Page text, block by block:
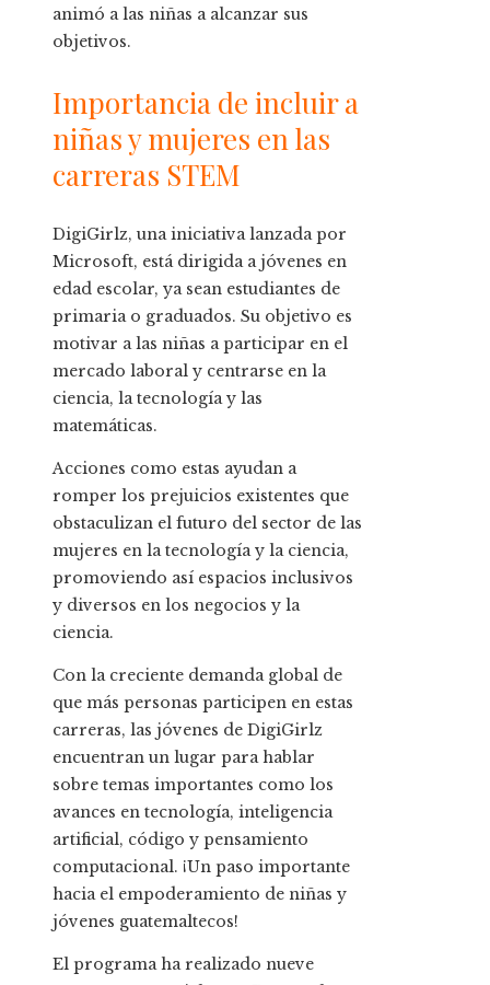
animó a las niñas a alcanzar sus
objetivos.
Importancia de incluir a
niñas y mujeres en las
carreras STEM
DigiGirlz, una iniciativa lanzada por
Microsoft, está dirigida a jóvenes en
edad escolar, ya sean estudiantes de
primaria o graduados. Su objetivo es
motivar a las niñas a participar en el
mercado laboral y centrarse en la
ciencia, la tecnología y las
matemáticas.
Acciones como estas ayudan a
romper los prejuicios existentes que
obstaculizan el futuro del sector de las
mujeres en la tecnología y la ciencia,
promoviendo así espacios inclusivos
y diversos en los negocios y la
ciencia.
Con la creciente demanda global de
que más personas participen en estas
carreras, las jóvenes de DigiGirlz
encuentran un lugar para hablar
sobre temas importantes como los
avances en tecnología, inteligencia
artificial, código y pensamiento
computacional. ¡Un paso importante
hacia el empoderamiento de niñas y
jóvenes guatemaltecos!
El programa ha realizado nueve